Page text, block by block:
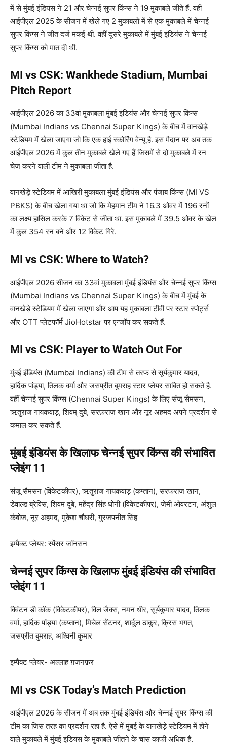
में से मुंबई इंडियंस ने 21 और चेन्नई सुपर किंग्स ने 19 मुकाबले जीते हैं. वहीं
आईपीएल 2025 के सीजन में खेले गए 2 मुकाबलो में से एक मुकाबले में चेन्नई
सुपर किंग्स ने जीत दर्ज मकई थी. वहीं दूसरे मुकाबले में मुंबई इंडियंस ने चेन्नई
सुपर किंग्स को मात दी थी.
MI vs CSK: Wankhede Stadium, Mumbai
Pitch Report
आईपीएल 2026 का 33वां मुकाबला मुंबई इंडियंस और चेन्नई सुपर किंग्स
(Mumbai Indians vs Chennai Super Kings) के बीच में वानखेड़े
स्टेडियम में खेला जाएगा जो कि एक हाई स्कोरिंग वेन्यू है. इस मैदान पर अब तक
आईपीएल 2026 में कुल तीन मुकाबले खेले गए हैं जिसमें से दो मुकाबले में रन
चेज करने वाली टीम ने मुकाबला जीता है.
वानखेड़े स्टेडियम में आखिरी मुकाबला मुंबई इंडियंस और पंजाब किंग्स (MI VS
PBKS) के बीच खेला गया था जो कि मेहमान टीम ने 16.3 ओवर में 196 रनों
का लक्ष्य हासिल करके 7 विकेट से जीता था. इस मुकाबले में 39.5 ओवर के खेल
में कुल 354 रन बने और 12 विकेट गिरे.
MI vs CSK: Where to Watch?
आईपीएल 2026 सीजन का 33वां मुकाबला मुंबई इंडियंस और चेन्नई सुपर किंग्स
(Mumbai Indians vs Chennai Super Kings) के बीच में मुंबई के
वानखेड़े स्टेडियम में खेला जाएगा और आप यह मुकाबला टीवी पर स्टार स्पोर्ट्स
और OTT प्लेटफॉर्म JioHotstar पर एन्जॉय कर सकते हैं.
MI vs CSK: Player to Watch Out For
मुंबई इंडियंस (Mumbai Indians) की टीम से तरफ से सूर्यकुमार यादव,
हार्दिक पांड्या, तिलक वर्मा और जसप्रीत बुमराह स्टार प्लेयर साबित हो सकते है.
वहीं चेन्नई सुपर किंग्स (Chennai Super Kings) के लिए संजू सैमसन,
ऋतुराज गायकवाड़, शिवम् दुबे, सरफ़राज़ खान और नूर अहमद अपने प्रदर्शन से
कमाल कर सकते हैं.
मुंबई इंडियंस के खिलाफ चेन्नई सुपर किंग्स की संभावित
प्लेइंग 11
संजू सैमसन (विकेटकीपर), ऋतुराज गायकवाड़ (कप्तान), सरफराज खान,
डेवाल्ड ब्रेविस, शिवम दुबे, महेंद्र सिंह धोनी (विकेटकीपर), जेमी ओवरटन, अंशुल
कंबोज, नूर अहमद, मुकेश चौधरी, गुरजपनीत सिंह
इम्पैक्ट प्लेयर: स्पेंसर जॉनसन
चेन्नई सुपर किंग्स के खिलाफ मुंबई इंडियंस की संभावित
प्लेइंग 11
क्विंटन डी कॉक (विकेटकीपर), विल जैक्स, नमन धीर, सूर्यकुमार यादव, तिलक
वर्मा, हार्दिक पांड्या (कप्तान), मिचेल सेंटनर, शार्दुल ठाकुर, क्रिस भगत,
जसप्रीत बुमराह, अश्विनी कुमार
इम्पैक्ट प्लेयर- अल्लाह ग़ज़नफ़र
MI vs CSK Today’s Match Prediction
आईपीएल 2026 के सीजन में अब तक मुंबई इंडियंस और चेन्नई सुपर किंग्स की
टीम का जिस तरह का प्रदर्शन रहा है. ऐसे में मुंबई के वानखेड़े स्टेडियम में होने
वाले मुकाबले में मुंबई इंडियंस के मुकाबले जीतने के चांस काफी अधिक है.